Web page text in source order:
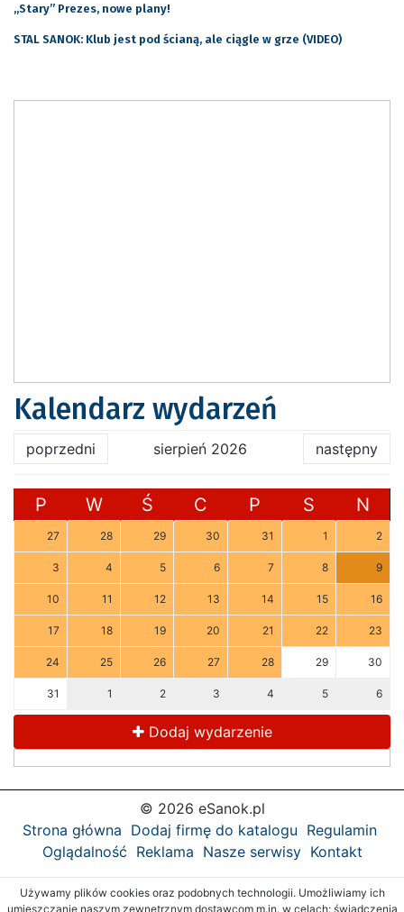
„Stary” Prezes, nowe plany!
STAL SANOK: Klub jest pod ścianą, ale ciągle w grze (VIDEO)
Kalendarz wydarzeń
poprzedni sierpień 2026 następny
P W Ś C P S N
27 28 29 30 31 1 2
3 4 5 6 7 8 9
10 11 12 13 14 15 16
17 18 19 20 21 22 23
24 25 26 27 28 29 30
31 1 2 3 4 5 6
Dodaj wydarzenie
© 2026 eSanok.pl
Strona główna Dodaj firmę do katalogu Regulamin
Oglądalność Reklama Nasze serwisy Kontakt
Używamy plików cookies oraz podobnych technologii. Umożliwiamy ich
umieszczanie naszym zewnętrznym dostawcom m.in. w celach: świadczenia